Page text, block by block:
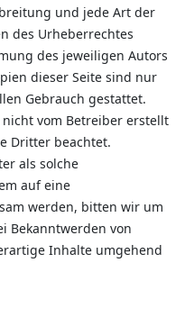
und jede Art der
des Urheberrechtes
des jeweiligen Autors
dieser Seite sind nur
Gebrauch gestattet.
vom Betreiber erstellt
Dritter beachtet.
als solche
auf eine
werden, bitten wir um
Bekanntwerden von
Inhalte umgehend